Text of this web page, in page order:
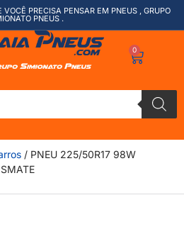
PRECISA PENSAR EM PNEUS , GRUPO
PNEUS .
0
/ PNEU 225/50R17 98W